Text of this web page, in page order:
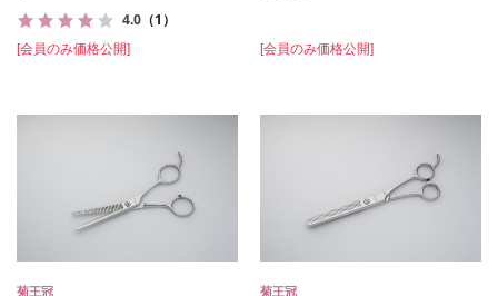
4.0 （1）
[会員のみ価格公開] [会員のみ価格公開]
菊王冠 菊王冠